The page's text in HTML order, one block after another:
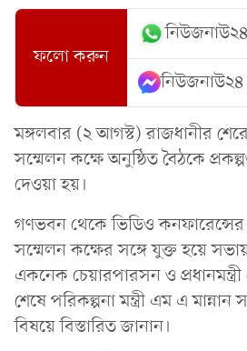
ফলো করুন
নিউজনাউ২৪
মঙ্গলবার (২ আগস্ট) রাজধানীর
সম্মেলন কক্ষে অনুষ্ঠিত বৈঠকে
দেওয়া হয়।
গণভবন থেকে ভিডিও কনফারেন্সের
সম্মেলন কক্ষের সঙ্গে যুক্ত হয়ে
একনেক চেয়ারপারসন ও
শেষে পরিকল্পনা মন্ত্রী এম এ
বিষয়ে বিস্তারিত জানান।